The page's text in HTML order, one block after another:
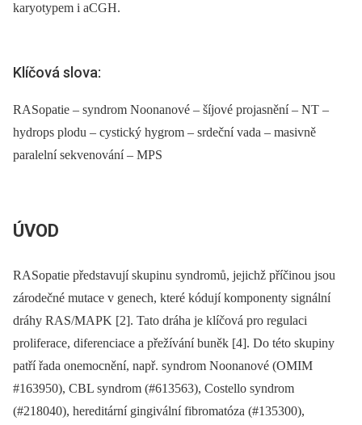
karyotypem i aCGH.
Klíčová slova:
RASopatie – syndrom Noonanové – šíjové projasnění – NT –
hydrops plodu – cystický hygrom – srdeční vada – masivně
paralelní sekvenování – MPS
ÚVOD
RASopatie představují skupinu syndromů, jejichž příčinou jsou
zárodečné mutace v genech, které kódují komponenty signální
dráhy RAS/MAPK [2]. Tato dráha je klíčová pro regulaci
proliferace, diferenciace a přežívání buněk [4]. Do této skupiny
patří řada onemocnění, např. syndrom Noonanové (OMIM
#163950), CBL syndrom (#613563), Costello syndrom
(#218040), hereditární gingivální fibromatóza (#135300),